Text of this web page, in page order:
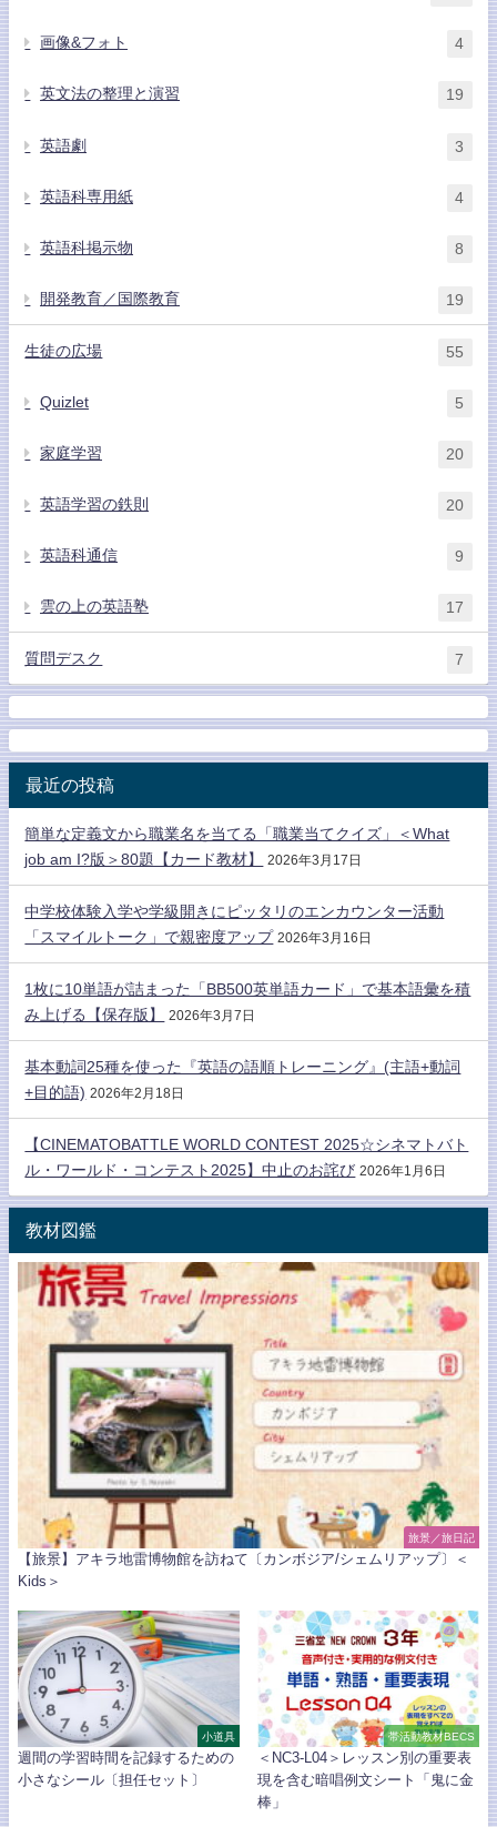
画像&フォト 4
英文法の整理と演習 19
英語劇 3
英語科専用紙 4
英語科掲示物 8
開発教育／国際教育 19
生徒の広場 55
Quizlet 5
家庭学習 20
英語学習の鉄則 20
英語科通信 9
雲の上の英語塾 17
質問デスク 7
最近の投稿
簡単な定義文から職業名を当てる「職業当てクイズ」＜What
job am I?版＞80題【カード教材】
2026年3月17日
中学校体験入学や学級開きにピッタリのエンカウンター活動
「スマイルトーク」で親密度アップ 2026年3月16日
1枚に10単語が詰まった「BB500英単語カード」で基本語彙を積
み上げる【保存版】
2026年3月7日
基本動詞25種を使った『英語の語順トレーニング』(主語+動詞
+目的語) 2026年2月18日
【CINEMATOBATTLE WORLD CONTEST 2025☆シネマトバト
ル・ワールド・コンテスト2025】中止のお詫び 2026年1月6日
教材図鑑
旅景／旅日記
【旅景】アキラ地雷博物館を訪ねて〔カンボジア/シェムリアップ〕＜
Kids＞
小道具
週間の学習時間を記録するための
小さなシール〔担任セット〕
帯活動教材BECS
＜NC3-L04＞レッスン別の重要表
現を含む暗唱例文シート「鬼に金
棒」